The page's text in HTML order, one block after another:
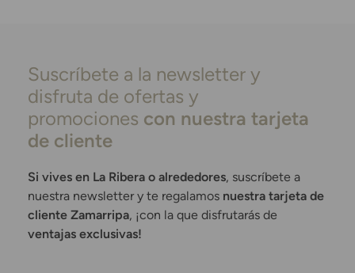
Suscríbete a la newsletter y
disfruta de ofertas y
promociones con nuestra tarjeta
de cliente
Si vives en La Ribera o alrededores, suscríbete a
nuestra newsletter y te regalamos nuestra tarjeta de
cliente Zamarripa, ¡con la que disfrutarás de
ventajas exclusivas!